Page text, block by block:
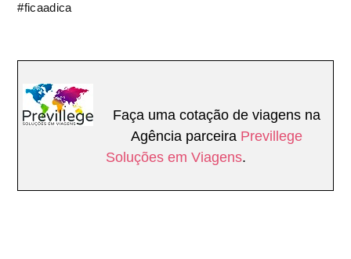
#ficaadica
Faça uma cotação de viagens na
Agência parceira Previllege
Soluções em Viagens.